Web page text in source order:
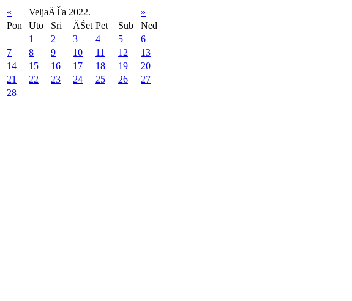
« VeljaÄŤa 2022.
»
Pon
Uto Sri ÄŚet Pet Sub
Ned
1
2 3 4 5
6
7
8 9 10 11 12
13
14
15 16 17 18 19
20
21
22 23 24 25 26
27
28